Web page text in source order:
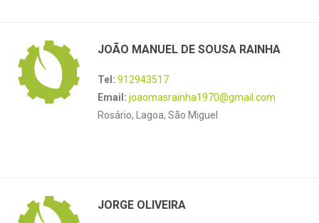
JOÃO MANUEL DE SOUSA RAINHA
Tel: 912943517
Email: joaomasrainha1970@gmail.com
Rosário, Lagoa, São Miguel
JORGE OLIVEIRA